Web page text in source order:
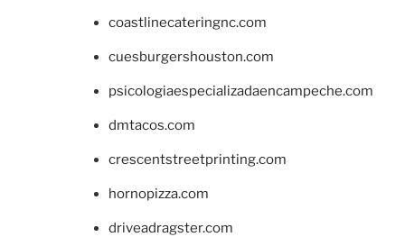
coastlinecateringnc.com
cuesburgershouston.com
psicologiaespecializadaencampeche.com
dmtacos.com
crescentstreetprinting.com
hornopizza.com
driveadragster.com